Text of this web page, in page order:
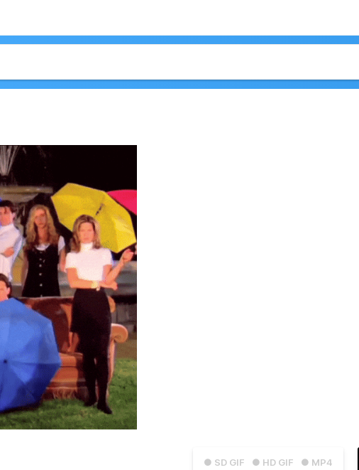
● SD GIF ● HD GIF ● MP4